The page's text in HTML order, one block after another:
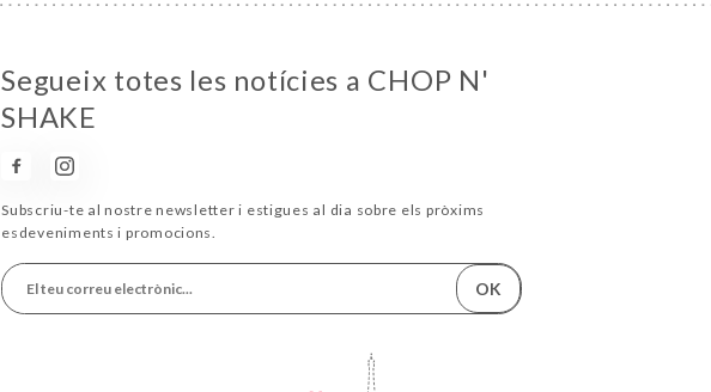
Segueix totes les notícies a CHOP N'
SHAKE
Subscriu-te al nostre newsletter i estigues al dia sobre els pròxims
esdeveniments i promocions.
OK